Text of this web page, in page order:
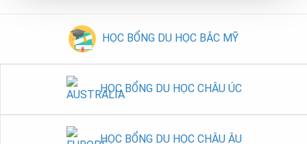
HỌC BỔNG DU HỌC BẮC MỸ
HỌC BỔNG DU HỌC CHÂU ÚC
HỌC BỔNG DU HỌC CHÂU ÂU